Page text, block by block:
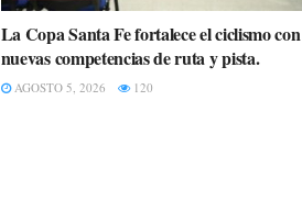
La Copa Santa Fe fortalece el ciclismo con
nuevas competencias de ruta y pista.
AGOSTO 5, 2026 120